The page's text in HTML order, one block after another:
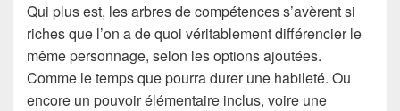
Qui plus est, les arbres de compétences s’avèrent si
riches que l’on a de quoi véritablement différencier le
même personnage, selon les options ajoutées.
Comme le temps que pourra durer une habileté. Ou
encore un pouvoir élémentaire inclus, voire une